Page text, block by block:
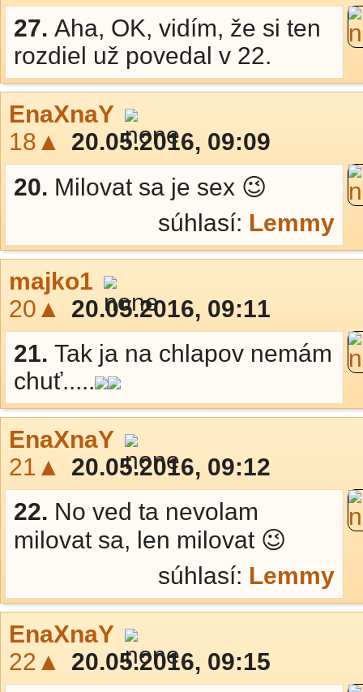
27. Aha, OK, vidím, že si ten
rozdiel už povedal v 22.
EnaXnaY
18▲
20.05.2016, 09:09
20. Milovat sa je sex 😉
súhlasí: Lemmy
majko1
20▲
20.05.2016, 09:11
21. Tak ja na chlapov nemám
chuť.....
EnaXnaY
21▲
20.05.2016, 09:12
22. No ved ta nevolam
milovat sa, len milovat 😉
súhlasí: Lemmy
EnaXnaY
22▲
20.05.2016, 09:15